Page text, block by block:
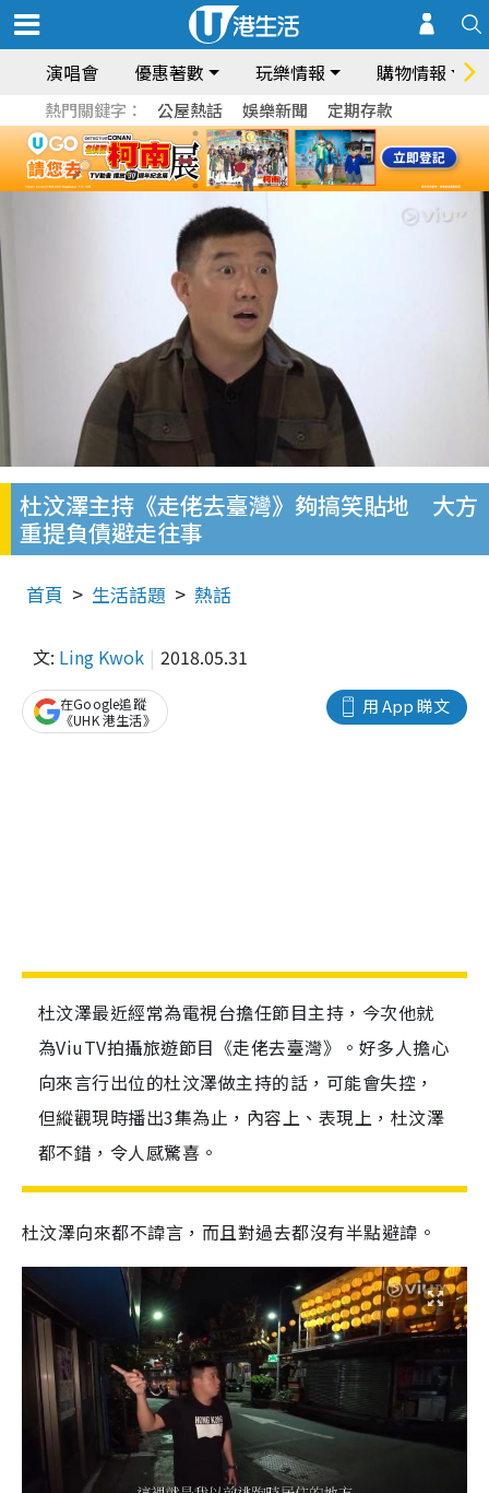
演唱會 優惠著數 玩樂情報 購物情報
熱門關鍵字： 公屋熱話 娛樂新聞 定期存款
杜汶澤主持《走佬去臺灣》夠搞笑貼地 大方
重提負債避走往事
首頁 生活話題 熱話
文: Ling Kwok 2018.05.31
用 App 睇文
在Google追蹤
《UHK 港生活》
杜汶澤最近經常為電視台擔任節目主持，今次他就
為ViuTV拍攝旅遊節目《走佬去臺灣》。好多人擔心
向來言行出位的杜汶澤做主持的話，可能會失控，
但縱觀現時播出3集為止，內容上、表現上，杜汶澤
都不錯，令人感驚喜。
杜汶澤向來都不諱言，而且對過去都沒有半點避諱。